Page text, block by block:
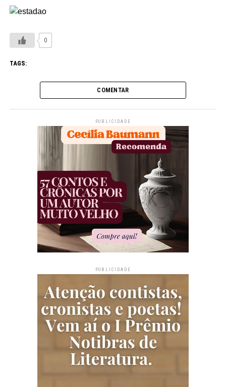
0
TAGS:
COMENTAR
PUBLICIDADE
PUBLICIDADE